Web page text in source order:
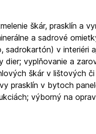
škár, prasklín a
a sadrové
sadrokartón) v interiéri
dier; vyplňovanie a
škár v lištových
prasklín v bytoch
výborný na